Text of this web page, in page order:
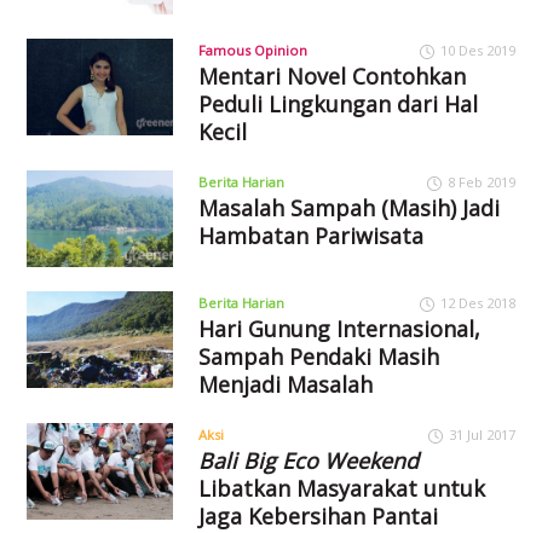
Famous Opinion 10 Des 2019
Mentari Novel Contohkan
Peduli Lingkungan dari Hal
Kecil
Berita Harian 8 Feb 2019
Masalah Sampah (Masih) Jadi
Hambatan Pariwisata
Berita Harian 12 Des 2018
Hari Gunung Internasional,
Sampah Pendaki Masih
Menjadi Masalah
Aksi 31 Jul 2017
Bali Big Eco Weekend
Libatkan Masyarakat untuk
Jaga Kebersihan Pantai